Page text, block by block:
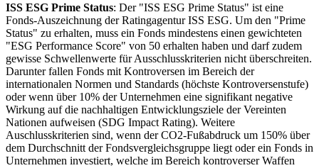
ISS ESG Prime Status: Der "ISS ESG Prime Status" ist eine
Fonds-Auszeichnung der Ratingagentur ISS ESG. Um den "Prime
Status" zu erhalten, muss ein Fonds mindestens einen gewichteten
"ESG Performance Score" von 50 erhalten haben und darf zudem
gewisse Schwellenwerte für Ausschlusskriterien nicht überschreiten.
Darunter fallen Fonds mit Kontroversen im Bereich der
internationalen Normen und Standards (höchste Kontroversenstufe)
oder wenn über 10% der Unternehmen eine signifikant negative
Wirkung auf die nachhaltigen Entwicklungsziele der Vereinten
Nationen aufweisen (SDG Impact Rating). Weitere
Auschlusskriterien sind, wenn der CO2-Fußabdruck um 150% über
dem Durchschnitt der Fondsvergleichsgruppe liegt oder ein Fonds in
Unternehmen investiert, welche im Bereich kontroverser Waffen